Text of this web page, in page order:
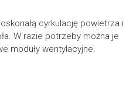
cyrkulację powietrza i
W razie potrzeby można je
moduły wentylacyjne.